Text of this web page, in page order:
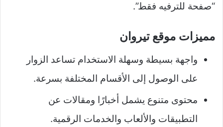
“صفحة للترفيه فقط”.
مميزات موقع تيروان
واجهة بسيطة وسهلة الاستخدام تساعد الزوار
على الوصول إلى الأقسام المختلفة بسرعة.
محتوى متنوع يشمل أخبارًا ومقالات عن
التطبيقات والألعاب والخدمات الرقمية.